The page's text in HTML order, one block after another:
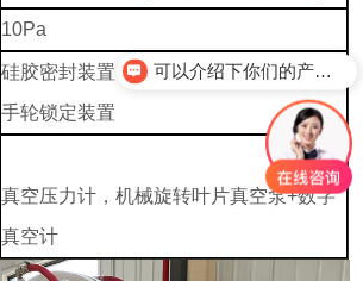
10Pa
硅胶密封装置
手轮锁定装置
真空压力计，机械旋转叶片真空泵+数字
真空计
想了解这款设备配置